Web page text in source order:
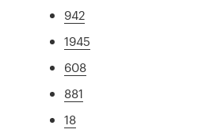
942
1945
608
881
18